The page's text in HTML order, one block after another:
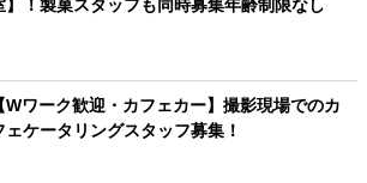
】！製菓スタッフも同時募集年齢制限なし
Wワーク歓迎・カフェカー】撮影現場でのカ
ェケータリングスタッフ募集！